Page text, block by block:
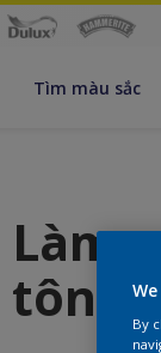
Tìm màu sắc
Làm
tông
By